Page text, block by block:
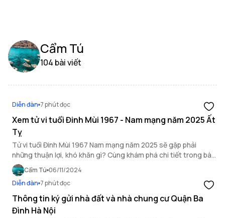
Cẩm Tú
104 bài viết
Diễn đàn 7 phút đọc
Xem tử vi tuổi Đinh Mùi 1967 - Nam mạng năm 2025 Ất
Tỵ
Tử vi tuổi Đinh Mùi 1967 Nam mạng năm 2025 sẽ gặp phải
những thuận lợi, khó khăn gì? Cùng khám phá chi tiết trong bài
viết này.
Cẩm Tú 06/11/2024
Diễn đàn 7 phút đọc
Thông tin ký gửi nhà đất và nhà chung cư Quận Ba
Đình Hà Nội